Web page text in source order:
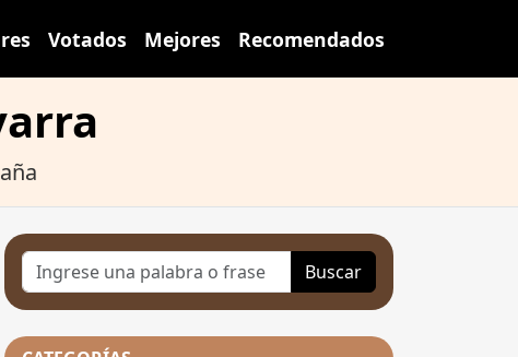
Votados Mejores Recomendados
Buscar